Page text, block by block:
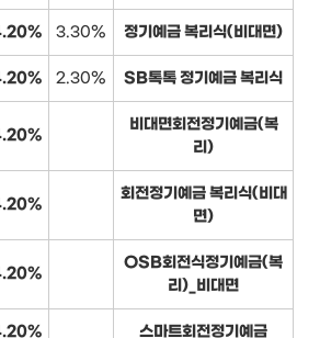
3.30% 정기예금 복리식(비대면)
2.30% SB톡톡 정기예금 복리식
비대면회전정기예금(복
리)
회전정기예금 복리식(비대
면)
OSB회전식정기예금(복
리)_비대면
스마트회전정기예금